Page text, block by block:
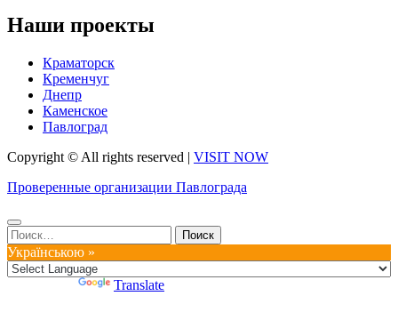
Наши проекты
Краматорск
Кременчуг
Днепр
Каменское
Павлоград
Copyright © All rights reserved | VISIT NOW
Проверенные организации Павлограда
Найти:
Українською »
Translate